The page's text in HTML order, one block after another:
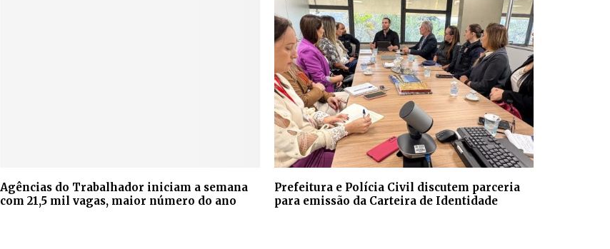
Agências do Trabalhador iniciam a semana
com 21,5 mil vagas, maior número do ano
Prefeitura e Polícia Civil discutem parceria
para emissão da Carteira de Identidade